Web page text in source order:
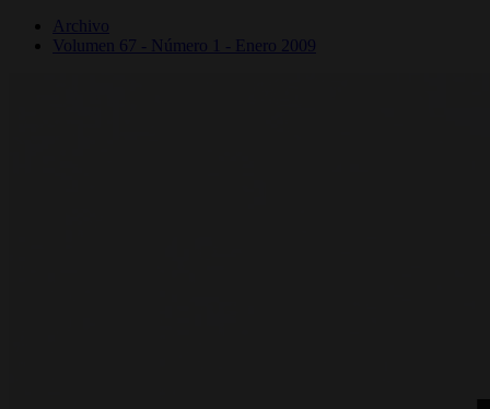
Archivo
Volumen 67 - Número 1 - Enero 2009